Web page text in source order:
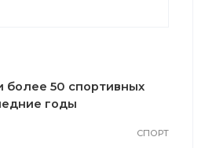
более 50 спортивных
годы
СПОРТ